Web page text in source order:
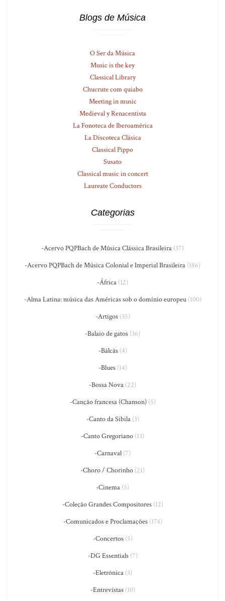
Blogs de Música
O Ser da Música
Music is the key
Classical Library
Chucrute com quiabo
Meeting in music
Medieval y Renacentista
La Fonoteca de Iberoamérica
La Discoteca Clásica
Classical Pippo
Susato
Classical music in concert
Laureate Conductors
Categorias
-Acervo PQPBach de Música Clássica Brasileira (37)
-Acervo PQPBach de Música Colonial e Imperial Brasileira (186)
-África (12)
-Alma Latina: música das Américas sob o domínio europeu(100)
-Artigos(35)
-Balaio de gatos (36)
-Bálcãs(4)
-Blues(14)
-Bossa Nova (22)
-Canção francesa (Chanson)(5)
-Canto da Sibila(3)
-Canto Gregoriano (13)
-Carnaval (7)
-Choro / Chorinho (21)
-Cinema (5)
-Coleção Grandes Compositores(12)
-Comunicados e Proclamações(174)
-Concertos(5)
-DG Essentials(7)
-Eletrônica (3)
-Entrevistas(10)